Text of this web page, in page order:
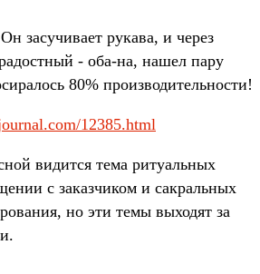
засучивает рукава, и через
- оба-на, нашел пару
80% производительности!
12385.html
видится тема ритуальных
с заказчиком и сакральных
но эти темы выходят за